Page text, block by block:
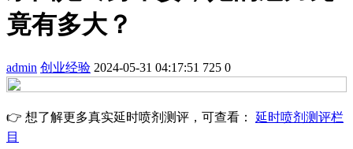
竟有多大？
admin 创业经验 2024-05-31 04:17:51 725 0
👉 想了解更多真实延时喷剂测评，可查看： 延时喷剂测评栏
目